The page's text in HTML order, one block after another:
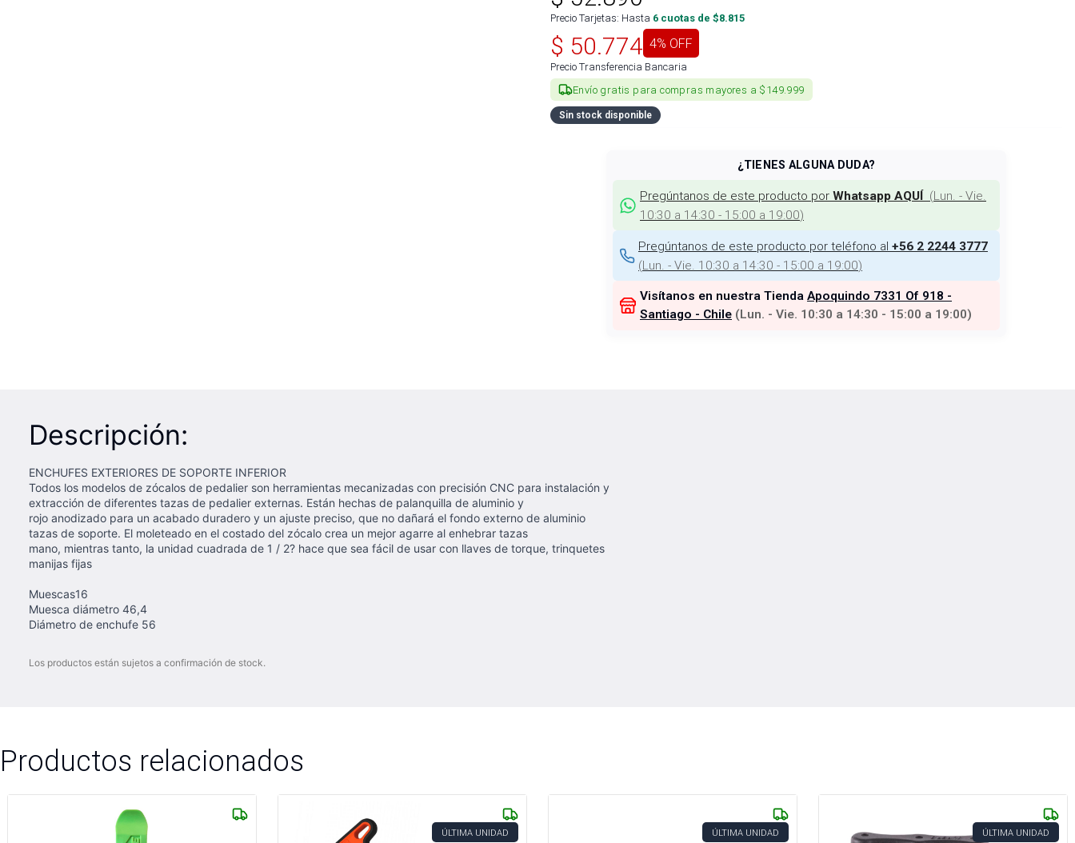
Precio Tarjetas: Hasta 6 cuotas de $8.815
$ 50.774 4% OFF
Precio Transferencia Bancaria
Envío gratis para compras mayores a $149.999
Sin stock disponible
¿TIENES ALGUNA DUDA?
Pregúntanos de este producto por Whatsapp AQUÍ (Lun. - Vie.
10:30 a 14:30 - 15:00 a 19:00)
Pregúntanos de este producto por teléfono al +56 2 2244 3777
(Lun. - Vie. 10:30 a 14:30 - 15:00 a 19:00)
Visítanos en nuestra Tienda Apoquindo 7331 Of 918 -
Santiago - Chile (Lun. - Vie. 10:30 a 14:30 - 15:00 a 19:00)
Descripción:
ENCHUFES EXTERIORES DE SOPORTE INFERIOR
Todos los modelos de zócalos de pedalier son herramientas mecanizadas con precisión CNC para instalación y
extracción de diferentes tazas de pedalier externas. Están hechas de palanquilla de aluminio y
rojo anodizado para un acabado duradero y un ajuste preciso, que no dañará el fondo externo de aluminio
tazas de soporte. El moleteado en el costado del zócalo crea un mejor agarre al enhebrar tazas
mano, mientras tanto, la unidad cuadrada de 1 / 2? hace que sea fácil de usar con llaves de torque, trinquetes
manijas fijas
Muescas16
Muesca diámetro 46,4
Diámetro de enchufe 56
Los productos están sujetos a confirmación de stock.
Productos relacionados
ÚLTIMA UNIDAD ÚLTIMA UNIDAD ÚLTIMA UNIDAD